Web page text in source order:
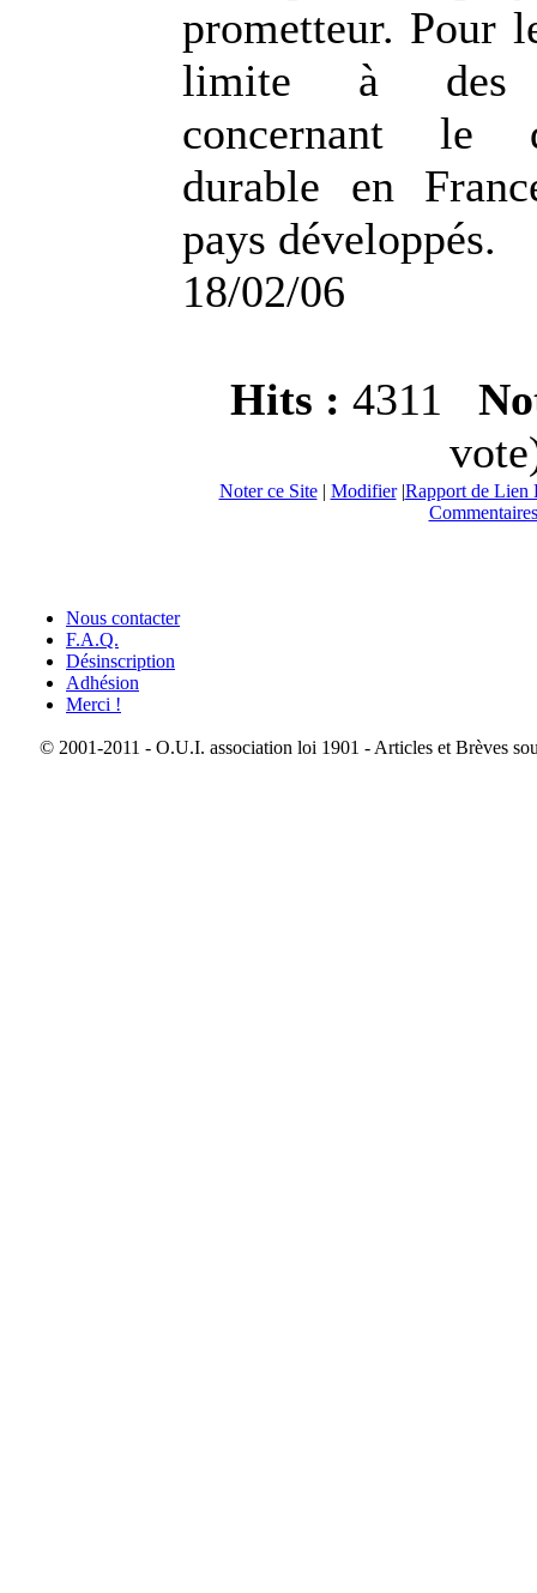
prometteur. Pour
limite à des
concernant le
durable en
pays développés.
18/02/06
Hits : 4311
Noter ce Site| Modifier|Rapport de Lien
Nous contacter
F.A.Q.
Désinscription
Adhésion
Merci !
© 2001-2011 - O.U.I. association loi 1901 - Articles et Brèves